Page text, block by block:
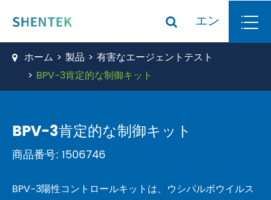
エン
ホーム 製品
有害なエージェントテスト
BPV-3肯定的な制御キット
BPV-3肯定的な制御キット
商品番号: 1506746
BPV-3陽性コントロールキットは、ウシパルボウイルス